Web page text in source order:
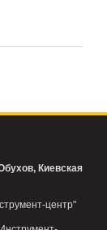
Киевская
центр"